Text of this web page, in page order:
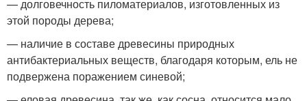
— долговечность пиломатериалов, изготовленных из
этой породы дерева;
— наличие в составе древесины природных
антибактериальных веществ, благодаря которым, ель не
подвержена поражением синевой;